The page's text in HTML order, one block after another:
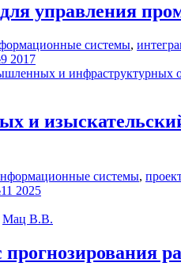
управления
системы,
2017
и инфраструктурных
и
системы,
2025
Мац В.В.